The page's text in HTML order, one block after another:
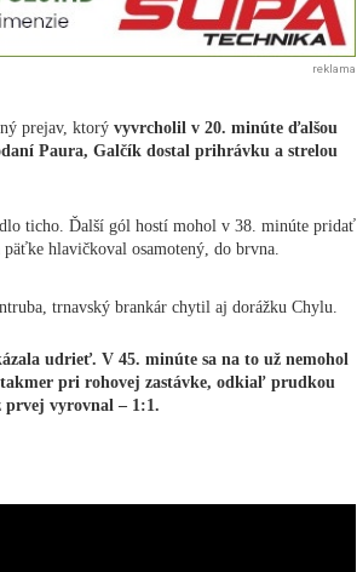
reklama
prejav, ktorý vyvrcholil v 20. minúte ďalšou
Paura, Galčík dostal prihrávku a strelou
ticho. Ďalší gól hostí mohol v 38. minúte pridať
hlavičkoval osamotený, do brvna.
trnavský brankár chytil aj dorážku Chylu.
udrieť. V 45. minúte sa na to už nemohol
pri rohovej zastávke, odkiaľ prudkou
prvej vyrovnal – 1:1.